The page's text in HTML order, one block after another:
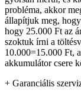
probléma, akkor
állapítjuk meg,
hogy 25.000 Ft az
szoktuk írni a
10.000=15.000 Ft,
akkumulátor csere
+ Garanciális